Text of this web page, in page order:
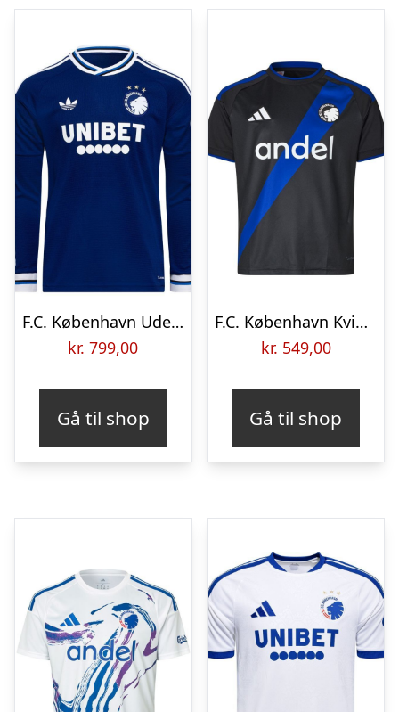
F.C. København Udebanetrøje 2026/27 Lange Ærmer
kr. 799,00
Gå til shop
F.C. København Kvinder Udebanetrøje 2026/27 Børn
kr. 549,00
Gå til shop